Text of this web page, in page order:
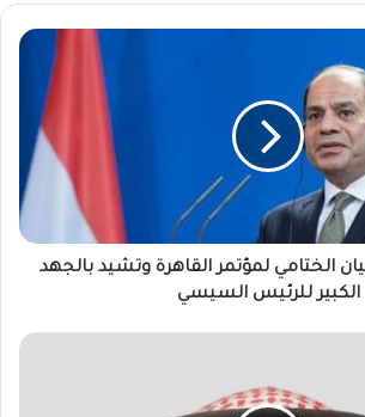
الختامي لمؤتمر القاهرة وتشيد بالجهد
الكبير للرئيس السيسي